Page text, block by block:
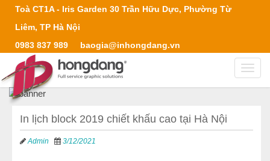
Toà CT1A - Iris Garden 30 Trần Hữu Dực, Phường Từ
Liêm, TP Hà Nội
0983 837 989
baogia@inhongdang.vn
In lịch block 2019 chiết khấu cao tại Hà Nội
Admin 3/12/2021